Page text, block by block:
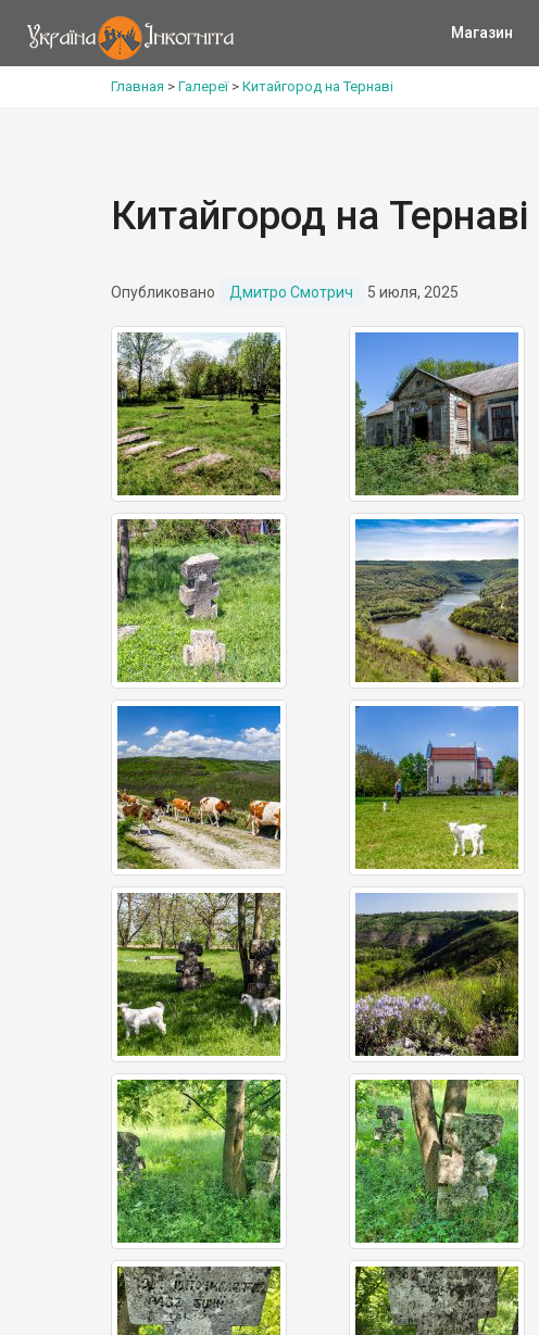
Магазин
Главная > Галереї> Китайгород на Тернаві
Китайгород на Тернаві
Опубликовано Дмитро Смотрич 5 июля, 2025